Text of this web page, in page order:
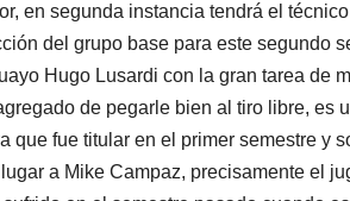
en segunda instancia tendrá el
del grupo base para este segundo
Hugo Lusardi con la gran tarea de
de pegarle bien al tiro libre, es
fue titular en el primer semestre y
a Mike Campaz, precisamente el